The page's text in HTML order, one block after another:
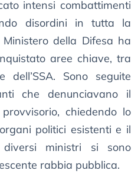
intensi combattimenti
disordini in tutta la
della Difesa ha
aree chiave, tra
Sono seguite
che denunciavano il
chiedendo lo
politici esistenti e il
ministri si sono
rabbia pubblica.